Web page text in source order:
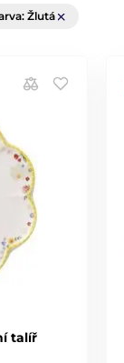
Žlutá
talíř